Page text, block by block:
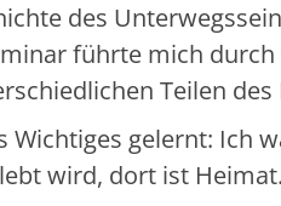
des
führte mich
Teilen des
Wichtiges gelernt: Ich
wird, dort ist Heimat.